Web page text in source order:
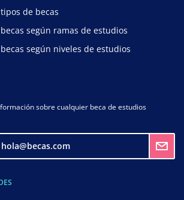
de becas
según ramas de estudios
según niveles de estudios
sobre cualquier beca de estudios
hola@becas.com